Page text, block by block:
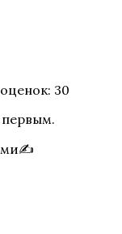
30
первым.